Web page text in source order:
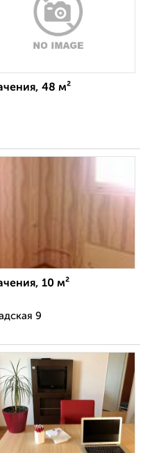
48 м²
10 м²
9